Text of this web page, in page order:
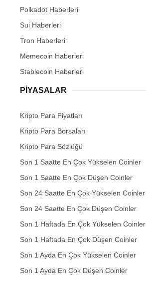
Polkadot Haberleri
Sui Haberleri
Tron Haberleri
Memecoin Haberleri
Stablecoin Haberleri
PIYASALAR
Kripto Para Fiyatları
Kripto Para Borsaları
Kripto Para Sözlüğü
Son 1 Saatte En Çok Yükselen Coinler
Son 1 Saatte En Çok Düşen Coinler
Son 24 Saatte En Çok Yükselen Coinler
Son 24 Saatte En Çok Düşen Coinler
Son 1 Haftada En Çok Yükselen Coinler
Son 1 Haftada En Çok Düşen Coinler
Son 1 Ayda En Çok Yükselen Coinler
Son 1 Ayda En Çok Düşen Coinler